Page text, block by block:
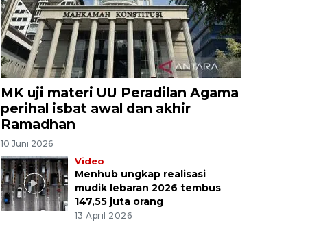
MK uji materi UU Peradilan Agama
perihal isbat awal dan akhir
Ramadhan
10 Juni 2026
Video
Menhub ungkap realisasi
mudik lebaran 2026 tembus
147,55 juta orang
13 April 2026